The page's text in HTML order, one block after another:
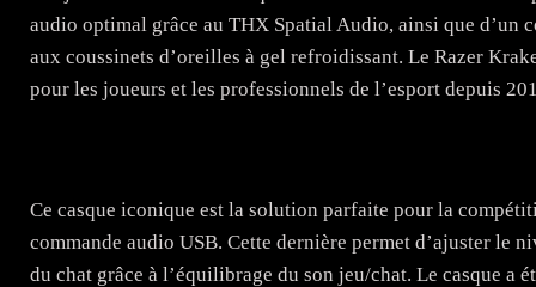
audio optimal grâce au THX Spatial Audio, ainsi que d’un
aux coussinets d’oreilles à gel refroidissant. Le Razer
pour les joueurs et les professionnels de l’esport depuis
Ce casque iconique est la solution parfaite pour la
commande audio USB. Cette dernière permet d’ajuster le
du chat grâce à l’équilibrage du son jeu/chat. Le casque a